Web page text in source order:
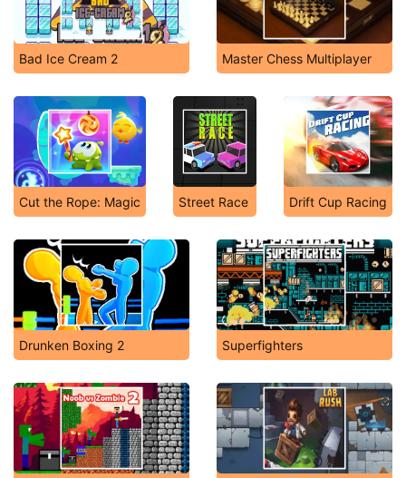
Bad Ice Cream 2 Master Chess Multiplayer
Cut the Rope: Magic Street Race Drift Cup Racing
Drunken Boxing 2 Superfighters